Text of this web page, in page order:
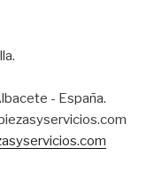
- España.